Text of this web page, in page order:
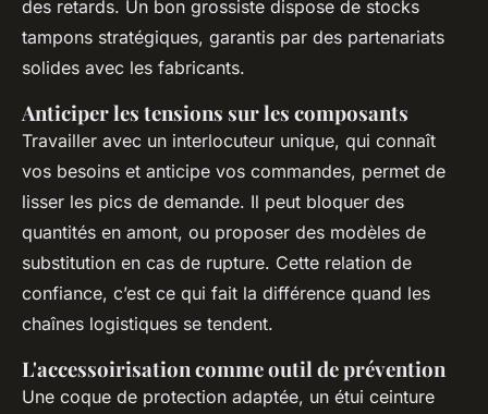
des retards. Un bon grossiste dispose de stocks
tampons stratégiques, garantis par des partenariats
solides avec les fabricants.
Anticiper les tensions sur les composants
Travailler avec un interlocuteur unique, qui connaît
vos besoins et anticipe vos commandes, permet de
lisser les pics de demande. Il peut bloquer des
quantités en amont, ou proposer des modèles de
substitution en cas de rupture. Cette relation de
confiance, c’est ce qui fait la différence quand les
chaînes logistiques se tendent.
L'accessoirisation comme outil de prévention
Une coque de protection adaptée, un étui ceinture